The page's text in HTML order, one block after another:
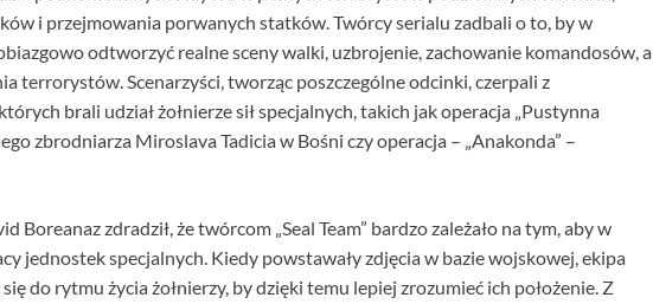
i przejmowania porwanych statków. Twórcy serialu zadbali o to, by w
odtworzyć realne sceny walki, uzbrojenie, zachowanie komandosów, a
terrorystów. Scenarzyści, tworząc poszczególne odcinki, czerpali z
brali udział żołnierze sił specjalnych, takich jak operacja „Pustynna
zbrodniarza Miroslava Tadicia w Bośni czy operacja – „Anakonda” –
Boreanaz zdradził, że twórcom „Seal Team” bardzo zależało na tym, aby w
jednostek specjalnych. Kiedy powstawały zdjęcia w bazie wojskowej, ekipa
do rytmu życia żołnierzy, by dzięki temu lepiej zrozumieć ich położenie. Z